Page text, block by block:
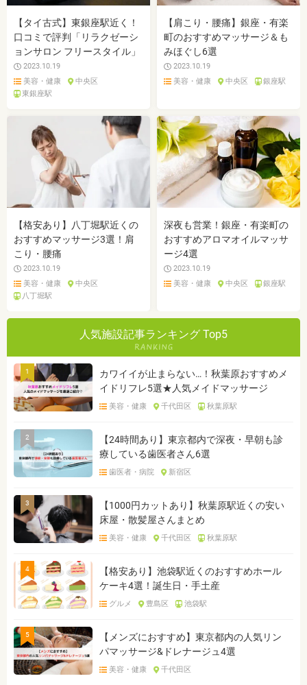
【タイ古式】東銀座駅近く！
口コミで評判「リラクゼーシ
ョンサロン フリースタイル」
2023.10.19
美容・健康
中央区
東銀座駅
【肩こり・腰痛】銀座・有楽
町のおすすめマッサージ＆も
みほぐし6選
2023.10.19
美容・健康
中央区 銀座駅
【格安あり】八丁堀駅近くの
おすすめマッサージ3選！肩
こり・腰痛
2023.10.19
美容・健康
中央区
八丁堀駅
深夜も営業！銀座・有楽町の
おすすめアロマオイルマッサ
ージ4選
2023.10.19
美容・健康
中央区 銀座駅
人気施設記事ランキング Top5
1
カワイイが止まらない…！秋葉原おすすめメ
イドリフレ5選★人気メイドマッサージ
美容・健康 千代田区 秋葉原駅
2
【24時間あり】東京都内で深夜・早朝も診
療している歯医者さん6選
歯医者・病院 新宿区
3
【1000円カットあり】秋葉原駅近くの安い
床屋・散髪屋さんまとめ
美容・健康 千代田区 秋葉原駅
4
【格安あり】池袋駅近くのおすすめホール
ケーキ4選！誕生日・手土産
グルメ 豊島区 池袋駅
5
【メンズにおすすめ】東京都内の人気リン
パマッサージ&ドレナージュ4選
美容・健康 千代田区